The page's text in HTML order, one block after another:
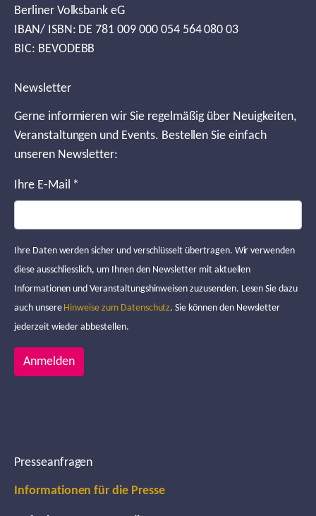
Berliner Volksbank eG
IBAN/ ISBN: DE 781 009 000 054 564 080 03
BIC: BEVODEBB
Newsletter
Gerne informieren wir Sie regelmäßig über Neuigkeiten,
Veranstaltungen und Events. Bestellen Sie einfach
unseren Newsletter:
Ihre E-Mail *
Ihre Daten werden sicher und verschlüsselt übertragen. Wir verwenden
diese ausschliesslich, um Ihnen den Newsletter mit aktuellen
Informationen und Veranstaltungshinweisen zuzusenden. Lesen Sie dazu
auch unsere Hinweise zum Datenschutz. Sie können den Newsletter
jederzeit wieder abbestellen.
Anmelden
Presseanfragen
Informationen für die Presse